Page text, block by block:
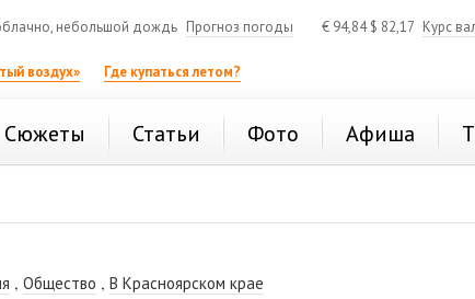
небольшой дождь Прогноз погоды € 94,84$ 82,17 Курс
воздух» Где купаться летом?
Сюжеты Статьи Фото Афиша
,Общество ,В Красноярском крае